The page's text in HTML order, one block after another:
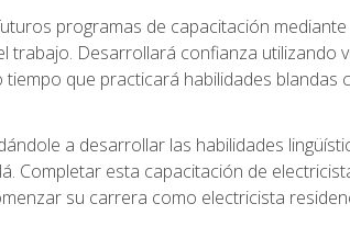
programas de capacitación
trabajo. Desarrollará confianza utilizando
que practicará habilidades blandas
a desarrollar las habilidades
Completar esta capacitación de
su carrera como electricista